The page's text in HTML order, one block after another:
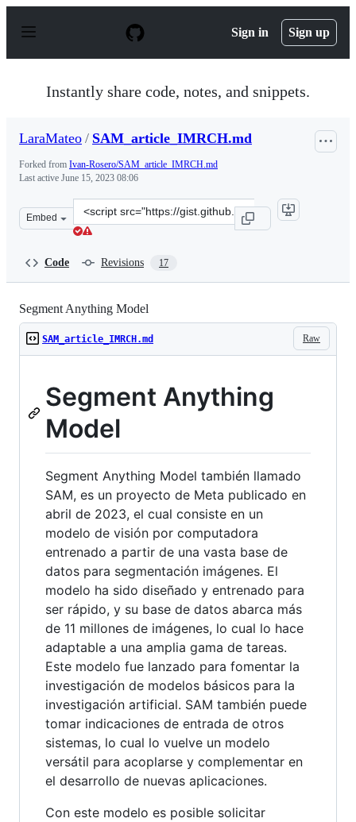
p
Sign in Sign up
Instantly share code, notes, and snippets.
LaraMateo / SAM_article_IMRCH.md
Forked from Ivan-Rosero/SAM_article_IMRCH.md
Last active June 15, 2023 08:06
Embed
Clone
this
Code Revisions 17
Segment Anything Model
Raw
SAM_article_IMRCH.md
Segment Anything
Model
Segment Anything Model también llamado
SAM, es un proyecto de Meta publicado en
abril de 2023, el cual consiste en un
modelo de visión por computadora
entrenado a partir de una vasta base de
datos para segmentación imágenes. El
modelo ha sido diseñado y entrenado para
ser rápido, y su base de datos abarca más
de 11 millones de imágenes, lo cual lo hace
adaptable a una amplia gama de tareas.
Este modelo fue lanzado para fomentar la
investigación de modelos básicos para la
investigación artificial. SAM también puede
tomar indicaciones de entrada de otros
sistemas, lo cual lo vuelve un modelo
versátil para acoplarse y complementar en
el desarrollo de nuevas aplicaciones.
Con este modelo es posible solicitar